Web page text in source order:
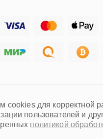
cookies для корректной
пользователей и
политикой